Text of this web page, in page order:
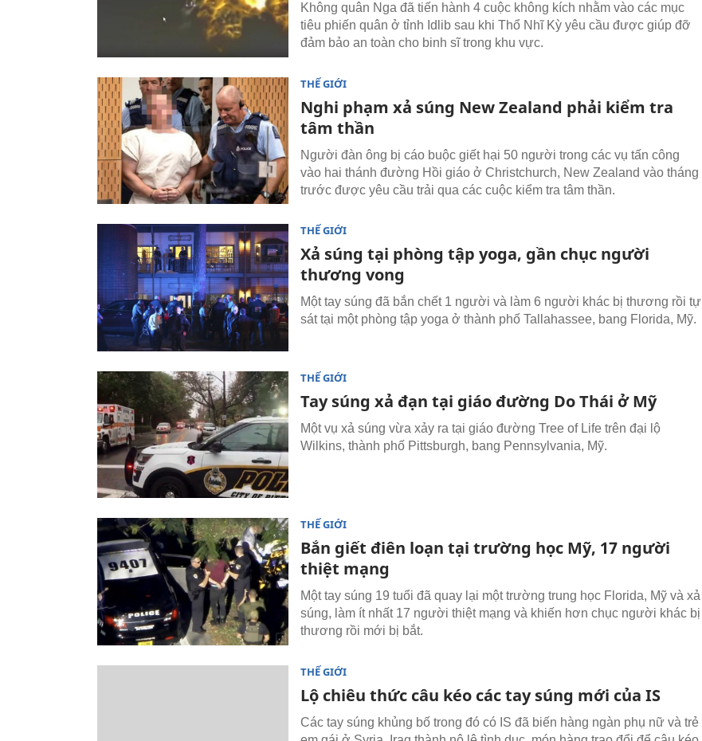
Không quân Nga đã tiến hành 4 cuộc không kích nhằm vào các mục
tiêu phiến quân ở tỉnh Idlib sau khi Thổ Nhĩ Kỳ yêu cầu được giúp đỡ
đảm bảo an toàn cho binh sĩ trong khu vực.
THẾ GIỚI
Nghi phạm xả súng New Zealand phải kiểm tra
tâm thần
Người đàn ông bị cáo buộc giết hại 50 người trong các vụ tấn công
vào hai thánh đường Hồi giáo ở Christchurch, New Zealand vào tháng
trước được yêu cầu trải qua các cuộc kiểm tra tâm thần.
THẾ GIỚI
Xả súng tại phòng tập yoga, gần chục người
thương vong
Một tay súng đã bắn chết 1 người và làm 6 người khác bị thương rồi tự
sát tại một phòng tập yoga ở thành phố Tallahassee, bang Florida, Mỹ.
THẾ GIỚI
Tay súng xả đạn tại giáo đường Do Thái ở Mỹ
Một vụ xả súng vừa xảy ra tại giáo đường Tree of Life trên đại lộ
Wilkins, thành phố Pittsburgh, bang Pennsylvania, Mỹ.
THẾ GIỚI
Bắn giết điên loạn tại trường học Mỹ, 17 người
thiệt mạng
Một tay súng 19 tuổi đã quay lại một trường trung học Florida, Mỹ và xả
súng, làm ít nhất 17 người thiệt mạng và khiến hơn chục người khác bị
thương rồi mới bị bắt.
THẾ GIỚI
Lộ chiêu thức câu kéo các tay súng mới của IS
Các tay súng khủng bố trong đó có IS đã biến hàng ngàn phụ nữ và trẻ